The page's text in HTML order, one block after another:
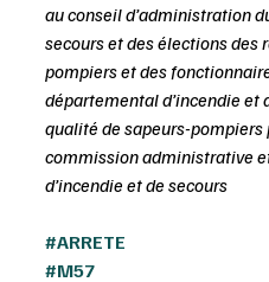
au conseil d’administration
secours et des élections des
pompiers et des
départemental d’incendie et
qualité de sapeurs-
commission administrative
d’incendie et de secours
#ARRETE
#M57